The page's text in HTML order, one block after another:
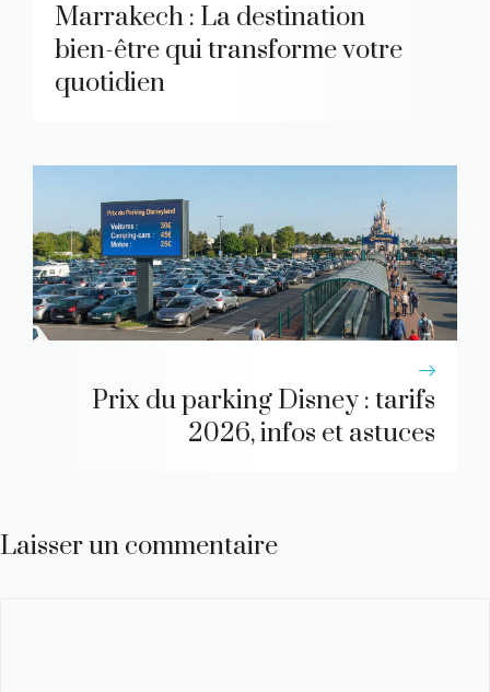
Marrakech : La destination
bien-être qui transforme votre
quotidien
Prix du parking Disney : tarifs
2026, infos et astuces
Laisser un commentaire